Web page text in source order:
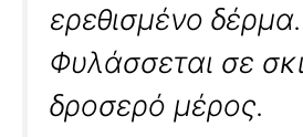
ερεθισμένο δέρμα.
Φυλάσσεται σε
δροσερό μέρος.